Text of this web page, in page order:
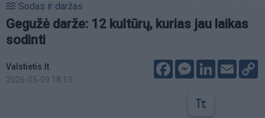
Sodas ir daržas
Gegužė darže: 12 kultūrų, kurias jau laikas
sodinti
Valstietis.lt
2026-05-09 18:13
FacebookMessenger
LinkedIn
Email